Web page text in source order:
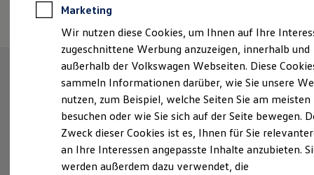
Anpfiff zum Gewinn
Elektroautos
ID. Tutorials
Elektrofahrzeugkonzepte
Reichweite
Reichweite der ID. Modelle
Reichweite im Winter
Laden
Laden unterwegs
Laden Zuhause
Marketing
Wir nutzen diese Cookies, um Ihnen auf Ihre
zugeschnittene Werbung anzuzeigen, innerhalb und
außerhalb der Volkswagen Webseiten. Diese
sammeln Informationen darüber, wie Sie unsere
nutzen, zum Beispiel, welche Seiten Sie am meisten
besuchen oder wie Sie sich auf der Seite bewegen.
Zweck dieser Cookies ist es, Ihnen für Sie
an Ihre Interessen angepasste Inhalte anzubieten.
werden außerdem dazu verwendet, die